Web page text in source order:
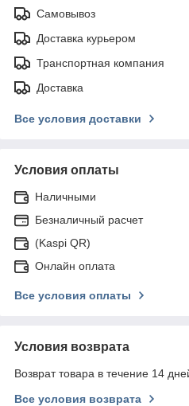
Самовывоз
Доставка курьером
Транспортная компания
Доставка
Все условия доставки
Условия оплаты
Наличными
Безналичный расчет
(Kaspi QR)
Онлайн оплата
Все условия оплаты
Условия возврата
Возврат товара в течение 14
Все условия возврата